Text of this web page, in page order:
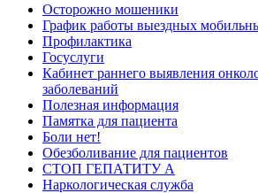
Осторожно мошеники
График работы выездных
Профилактика
Госуслуги
Кабинет раннего выявления
заболеваний
Полезная информация
Памятка для пациента
Боли нет!
Обезболивание для пациентов
СТОП ГЕПАТИТУ А
Наркологическая служба